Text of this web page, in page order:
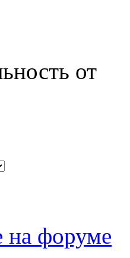
от
на форуме